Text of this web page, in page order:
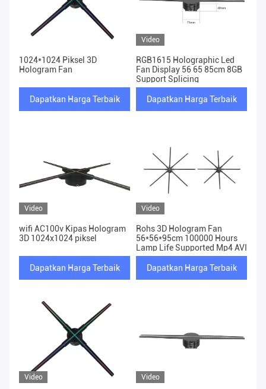
1024*1024 Piksel 3D
Hologram Fan
Dapatkan Harga Terbaik
Video
RGB1615 Holographic Led
Fan Display 56 65 85cm 8GB
Support Splicing
Dapatkan Harga Terbaik
Video
wifi AC100v Kipas Hologram
3D 1024x1024 piksel
Dapatkan Harga Terbaik
Video
Rohs 3D Hologram Fan
56*56*95cm 100000 Hours
Lamp Life Supported Mp4 AVI
Dapatkan Harga Terbaik
Video Video